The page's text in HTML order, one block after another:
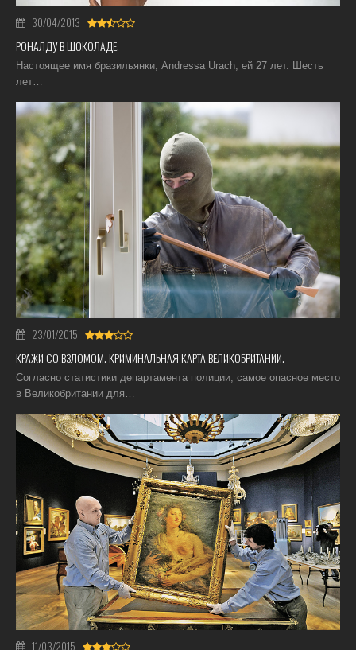
30/04/2013
РОНАЛДУ В ШОКОЛАДЕ.
Настоящее имя бразильянки, Andressa Urach, ей 27 лет. Шесть
лет…
23/01/2015
КРАЖИ СО ВЗЛОМОМ. КРИМИНАЛЬНАЯ КАРТА ВЕЛИКОБРИТАНИИ.
Согласно статистики департамента полиции, самое опасное место
в Великобритании для…
11/03/2015